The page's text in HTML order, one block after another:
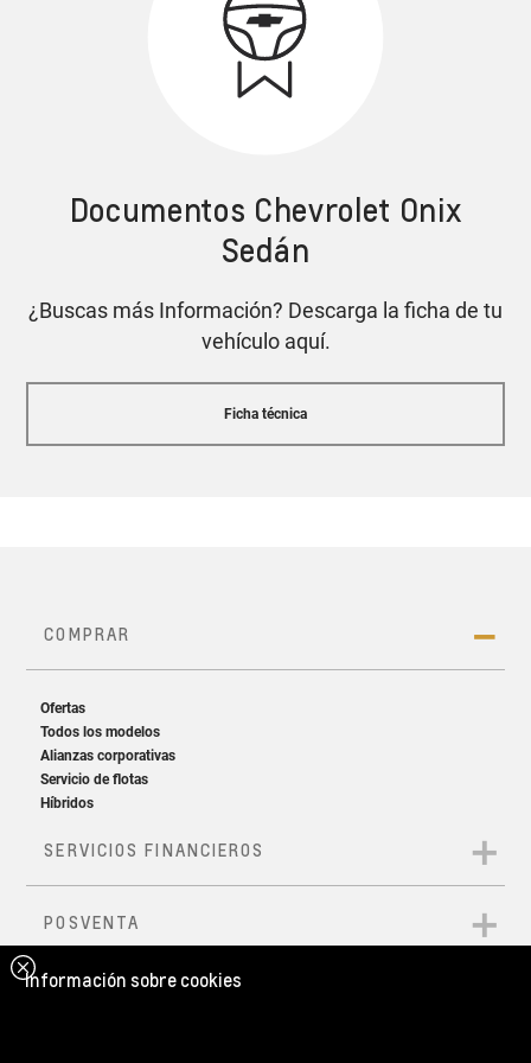
Cotiza tu Onix Sedán
Asistente de parqueo semi-automático
Características y equipamiento pueden variar según
Alerta de punto ciego
Tecnología OnStar
con asistencia 24/7
Documentos Chevrolet Onix
Sedán
¿Buscas más Información? Descarga la ficha de tu
vehículo aquí.
Ficha técnica
Información sobre cookies